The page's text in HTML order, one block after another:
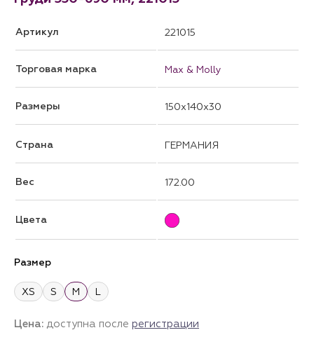
Артикул 221015
Торговая марка Max & Molly
Размеры 150x140x30
Страна ГЕРМАНИЯ
Вес 172.00
Цвета
Размер
XS S M L
Цена: доступна после регистрации